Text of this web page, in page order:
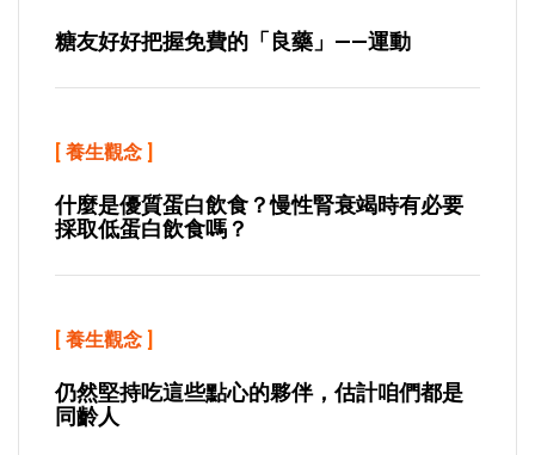
糖友好好把握免費的「良藥」——運動
[ 養生觀念 ]
什麼是優質蛋白飲食？慢性腎衰竭時有必要
採取低蛋白飲食嗎？
[ 養生觀念 ]
仍然堅持吃這些點心的夥伴，估計咱們都是
同齡人